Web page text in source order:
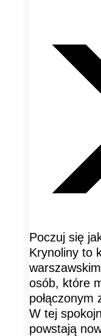
Poczuj się
Krynoliny to
osób, które
połączonym
W tej
powstają